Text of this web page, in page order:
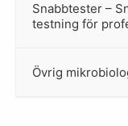
Snabbtester –
testning för
–
Övrig
–